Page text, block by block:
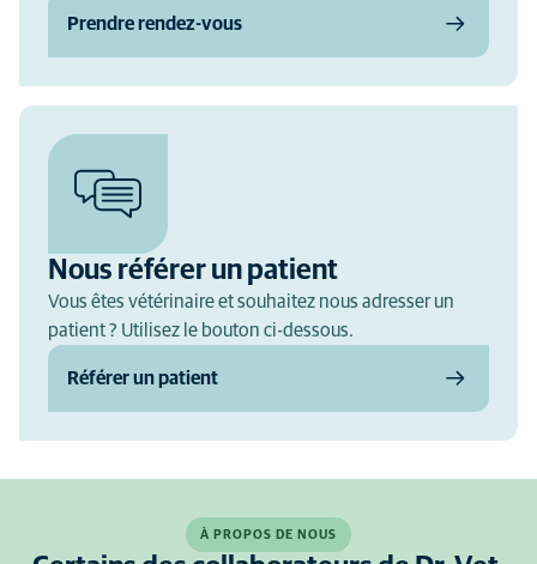
Prendre rendez-vous
Nous référer un patient
Vous êtes vétérinaire et souhaitez nous adresser un
patient ? Utilisez le bouton ci-dessous.
Référer un patient
À PROPOS DE NOUS